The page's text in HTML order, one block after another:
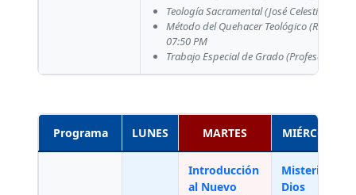
Teología Sacramental(José Celestino
Método del Quehacer Teológico(Roberto
07:50 PM
Trabajo Especial de Grado(Profesor no
Programa LUNES MARTES MIÉRCOLES
Introducción
al Nuevo
Misterio de
Dios